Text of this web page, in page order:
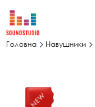
Головна Навушники